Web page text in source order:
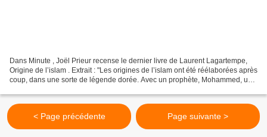
Dans Minute , Joël Prieur recense le dernier livre de Laurent Lagartempe,
Origine de l’islam . Extrait : "Les origines de l’islam ont été réélaborées après
coup, dans une sorte de légende dorée. Avec un prophète, Mohammed, un
< Page précédente Page suivante >